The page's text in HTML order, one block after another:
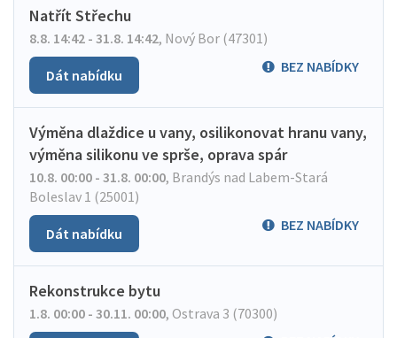
Natřít Střechu
8.8. 14:42 - 31.8. 14:42, Nový Bor (47301)
BEZ NABÍDKY
Dát nabídku
Výměna dlaždice u vany, osilikonovat hranu vany,
výměna silikonu ve sprše, oprava spár
10.8. 00:00 - 31.8. 00:00, Brandýs nad Labem-Stará
Boleslav 1 (25001)
BEZ NABÍDKY
Dát nabídku
Rekonstrukce bytu
1.8. 00:00 - 30.11. 00:00, Ostrava 3 (70300)